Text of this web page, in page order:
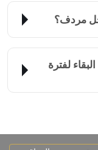
مردف؟
لفترة